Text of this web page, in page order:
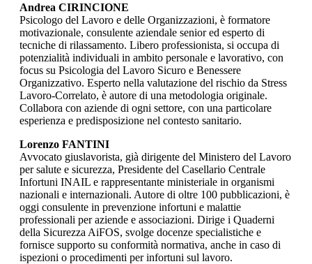
Andrea CIRINCIONE
Psicologo del Lavoro e delle Organizzazioni, è formatore
motivazionale, consulente aziendale senior ed esperto di
tecniche di rilassamento. Libero professionista, si occupa di
potenzialità individuali in ambito personale e lavorativo, con
focus su Psicologia del Lavoro Sicuro e Benessere
Organizzativo. Esperto nella valutazione del rischio da Stress
Lavoro-Correlato, è autore di una metodologia originale.
Collabora con aziende di ogni settore, con una particolare
esperienza e predisposizione nel contesto sanitario.
Lorenzo FANTINI
Avvocato giuslavorista, già dirigente del Ministero del Lavoro
per salute e sicurezza, Presidente del Casellario Centrale
Infortuni INAIL e rappresentante ministeriale in organismi
nazionali e internazionali. Autore di oltre 100 pubblicazioni, è
oggi consulente in prevenzione infortuni e malattie
professionali per aziende e associazioni. Dirige i Quaderni
della Sicurezza AiFOS, svolge docenze specialistiche e
fornisce supporto su conformità normativa, anche in caso di
ispezioni o procedimenti per infortuni sul lavoro.